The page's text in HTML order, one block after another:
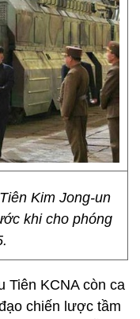
Kim Jong-un
khi cho phóng
Tiên KCNA còn ca
chiến lược tầm